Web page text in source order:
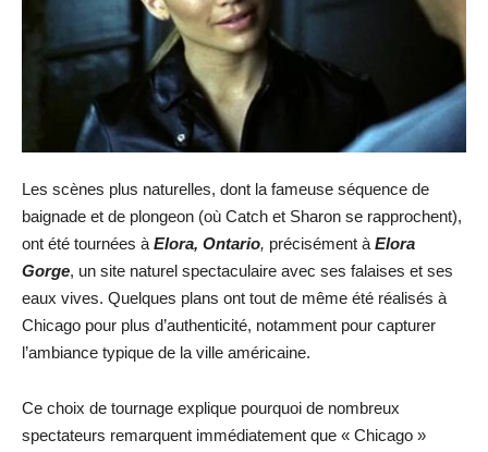
Les scènes plus naturelles, dont la fameuse séquence de
baignade et de plongeon (où Catch et Sharon se rapprochent),
ont été tournées à Elora, Ontario, précisément à Elora
Gorge, un site naturel spectaculaire avec ses falaises et ses
eaux vives. Quelques plans ont tout de même été réalisés à
Chicago pour plus d’authenticité, notamment pour capturer
l’ambiance typique de la ville américaine.
Ce choix de tournage explique pourquoi de nombreux
spectateurs remarquent immédiatement que « Chicago »